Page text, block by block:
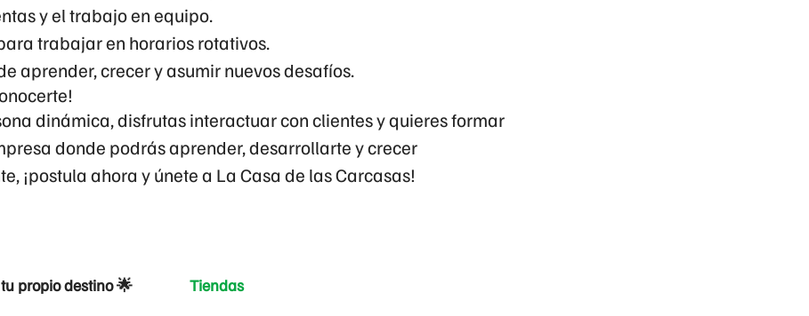
y el trabajo en equipo.
trabajar en horarios rotativos.
aprender, crecer y asumir nuevos desafíos.
dinámica, disfrutas interactuar con clientes y quieres formar
donde podrás aprender, desarrollarte y crecer
¡postula ahora y únete a La Casa de las Carcasas!
propio destino 🌟 Tiendas